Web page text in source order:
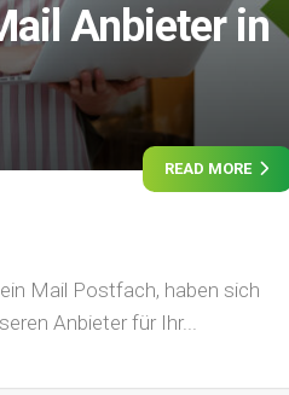
Anbieter in
READ MORE
Mail Postfach, haben sich
Anbieter für Ihr...